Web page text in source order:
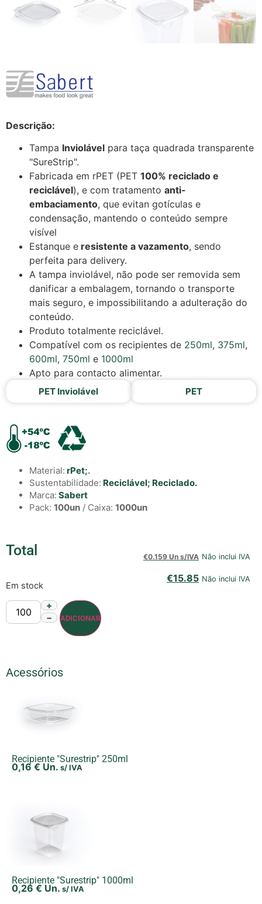
Descrição:
Tampa Inviolável para taça quadrada transparente
"SureStrip".
Fabricada em rPET (PET 100% reciclado e
reciclável), e com tratamento anti-
embaciamento, que evitan gotículas e
condensação, mantendo o conteúdo sempre
visível
Estanque e resistente a vazamento, sendo
perfeita para delivery.
A tampa inviolável, não pode ser removida sem
danificar a embalagem, tornando o transporte
mais seguro, e impossibilitando a adulteração do
conteúdo.
Produto totalmente reciclável.
Compatível com os recipientes de 250ml, 375ml,
600ml, 750ml e 1000ml
Apto para contacto alimentar.
PET Inviolável PET
Material: rPet;.
Sustentabilidade: Reciclável; Reciclado.
Marca: Sabert
Pack: 100un / Caixa: 1000un
Total €0.159 Un s/IVA Não inclui IVA
€15.85 Não inclui IVA
Em stock
+
−
ADICIONAR
Acessórios
Recipiente "Surestrip" 250ml
0,16 € Un. s/ IVA
Recipiente "Surestrip" 1000ml
0,26 € Un. s/ IVA